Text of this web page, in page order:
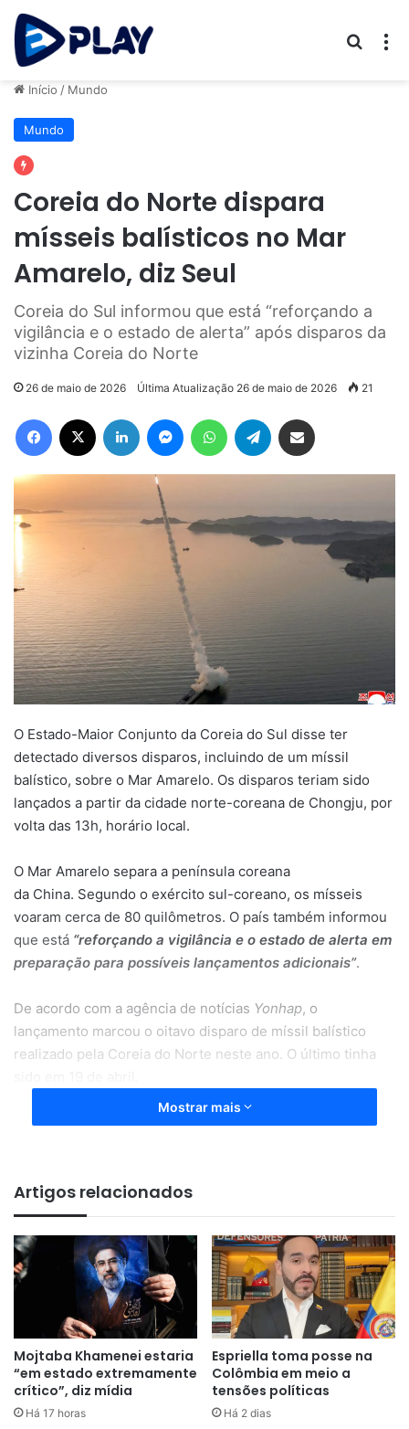
Início / Mundo
Mundo
Coreia do Norte dispara
mísseis balísticos no Mar
Amarelo, diz Seul
Coreia do Sul informou que está “reforçando a
vigilância e o estado de alerta” após disparos da
vizinha Coreia do Norte
26 de maio de 2026 Última Atualização 26 de maio de 2026 21
O Estado-Maior Conjunto da Coreia do Sul disse ter
detectado diversos disparos, incluindo de um míssil
balístico, sobre o Mar Amarelo. Os disparos teriam sido
lançados a partir da cidade norte-coreana de Chongju, por
volta das 13h, horário local.
O Mar Amarelo separa a península coreana
da China. Segundo o exército sul-coreano, os mísseis
voaram cerca de 80 quilômetros. O país também informou
que está “reforçando a vigilância e o estado de alerta em
preparação para possíveis lançamentos adicionais”.
De acordo com a agência de notícias Yonhap, o
lançamento marcou o oitavo disparo de míssil balístico
realizado pela Coreia do Norte neste ano. O último tinha
Xi Jinping deve ir à Coreia do
O lançamento ocorre em meio à especulação de que o
Norte na próxima semana. Segundo reportagem da
agência
Yonhap News, a previsão é de que o líder chinês
se reúna com o presidente norte-coreano, Kim Jong-un,
ainda em maio — ou, no mais tardar, no início de junho.
Mostrar mais
Artigos relacionados
Mojtaba Khamenei estaria
“em estado extremamente
crítico”, diz mídia
Há 17 horas
Espriella toma posse na
Colômbia em meio a
tensões políticas
Há 2 dias